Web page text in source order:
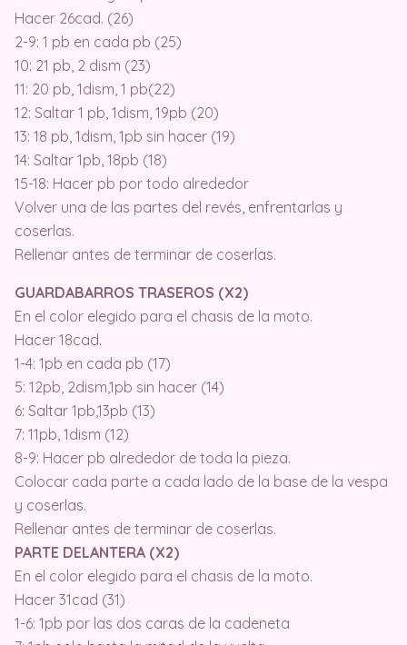
Hacer 26cad. (26)
2-9: 1 pb en cada pb (25)
10: 21 pb, 2 dism (23)
11: 20 pb, 1dism, 1 pb(22)
12: Saltar 1 pb, 1dism, 19pb (20)
13: 18 pb, 1dism, 1pb sin hacer (19)
14: Saltar 1pb, 18pb (18)
15-18: Hacer pb por todo alrededor
Volver una de las partes del revés, enfrentarlas y
coserlas.
Rellenar antes de terminar de coserlas.
GUARDABARROS TRASEROS (X2)
En el color elegido para el chasis de la moto.
Hacer 18cad.
1-4: 1pb en cada pb (17)
5: 12pb, 2dism,1pb sin hacer (14)
6: Saltar 1pb,13pb (13)
7: 11pb, 1dism (12)
8-9: Hacer pb alrededor de toda la pieza.
Colocar cada parte a cada lado de la base de la vespa
y coserlas.
Rellenar antes de terminar de coserlas.
PARTE DELANTERA (X2)
En el color elegido para el chasis de la moto.
Hacer 31cad (31)
1-6: 1pb por las dos caras de la cadeneta